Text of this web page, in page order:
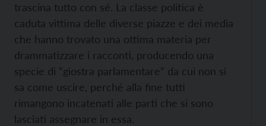
trascina tutto con sé. La classe politica è
caduta vittima delle diverse piazze e dei media
che hanno trovato una ottima materia per
drammatizzare i racconti, producendo una
specie di “giostra parlamentare” da cui non si
sa come uscire, perché alla fine tutti
rimangono incatenati alle parti che si sono
lasciati assegnare in essa.